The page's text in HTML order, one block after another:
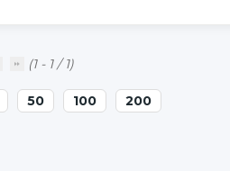
(1 - 1 / 1)
50 100 200